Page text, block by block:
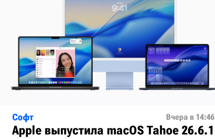
Софт Вчера в 14:46
Apple выпустила macOS Tahoe 26.6.1